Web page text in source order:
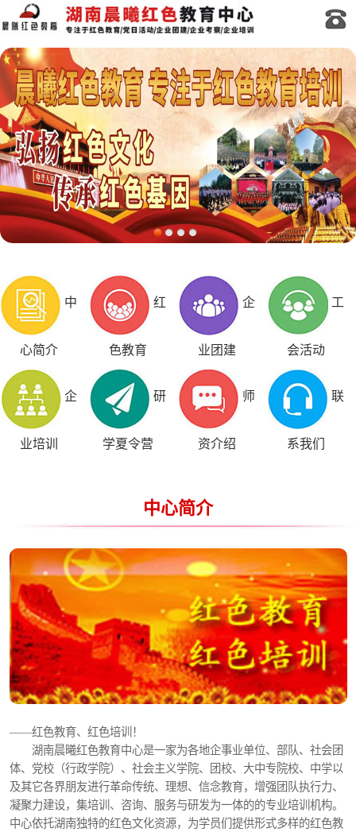
中
心简介
红
色教育
企
业团建
工
会活动
企
业培训
研
学夏令营
师
资介绍
联
系我们
中心简介
——红色教育、红色培训！
湖南晨曦红色教育中心是一家为各地企事业单位、部队、社会团
体、党校（行政学院）、社会主义学院、团校、大中专院校、中学以
及其它各界朋友进行革命传统、理想、信念教育，增强团队执行力、
凝聚力建设，集培训、咨询、服务与研发为一体的的专业培训机构。
中心依托湖南独特的红色文化资源，为学员们提供形式多样的红色教